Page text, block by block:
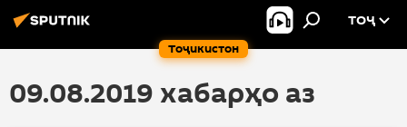
Тоҷикистон
ТОҶ
09.08.2019 хабарҳо аз